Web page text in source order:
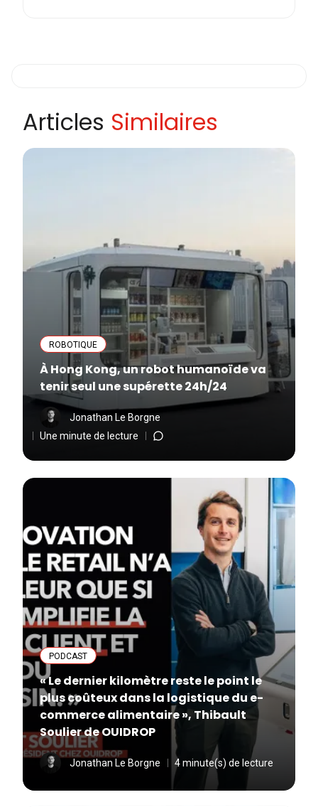
Articles Similaires
ROBOTIQUE
À Hong Kong, un robot humanoïde va
tenir seul une supérette 24h/24
Jonathan Le Borgne
Une minute de lecture
PODCAST
« Le dernier kilomètre reste le point le
plus coûteux dans la logistique du e-
commerce alimentaire », Thibault
Soulier de OUIDROP
Jonathan Le Borgne 4 minute(s) de lecture